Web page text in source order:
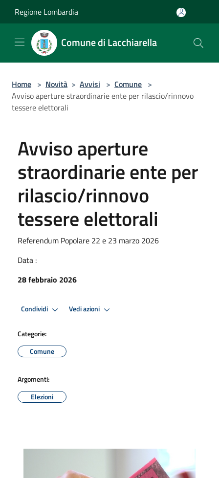
Regione Lombardia
Comune di Lacchiarella
Home > Novità > Avvisi > Comune >
Avviso aperture straordinarie ente per rilascio/rinnovo
tessere elettorali
Avviso aperture
straordinarie ente per
rilascio/rinnovo
tessere elettorali
Referendum Popolare 22 e 23 marzo 2026
Data :
28 febbraio 2026
Condividi Vedi azioni
Categorie:
Comune
Argomenti:
Elezioni